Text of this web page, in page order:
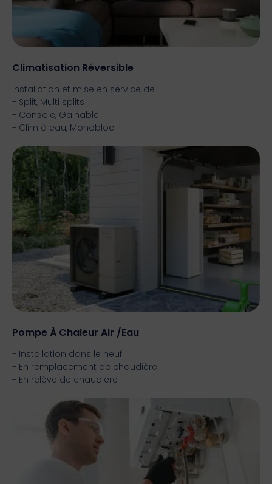
Climatisation Réversible
Installation et mise en service de :
- Split, Multi splits
- Console, Gainable
- Clim à eau, Monobloc
Pompe À Chaleur Air /eau
- Installation dans le neuf
- En remplacement de chaudière
- En relève de chaudière